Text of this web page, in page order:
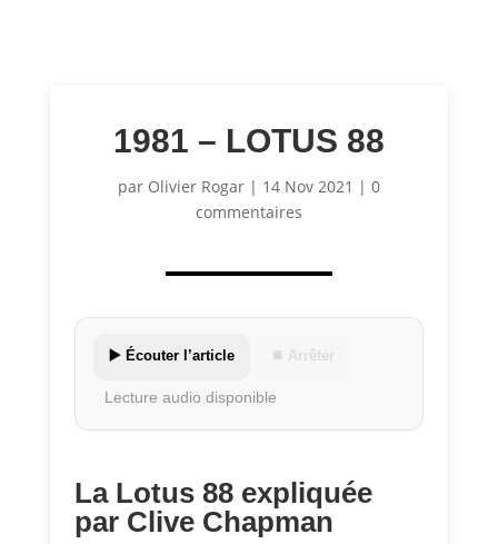
1981 – LOTUS 88
par Olivier Rogar| 14 Nov 2021 | 0
commentaires
▶️ Écouter l’article ⏹ Arrêter
Lecture audio disponible
La Lotus 88 expliquée
par Clive Chapman